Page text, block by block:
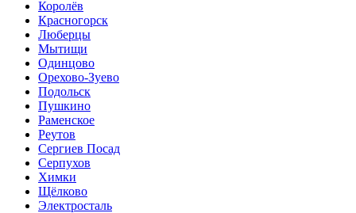
Королёв
Красногорск
Люберцы
Мытищи
Одинцово
Орехово-Зуево
Подольск
Пушкино
Раменское
Реутов
Сергиев Посад
Серпухов
Химки
Щёлково
Электросталь